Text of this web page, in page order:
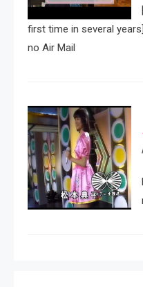
first time in several
no Air Mail